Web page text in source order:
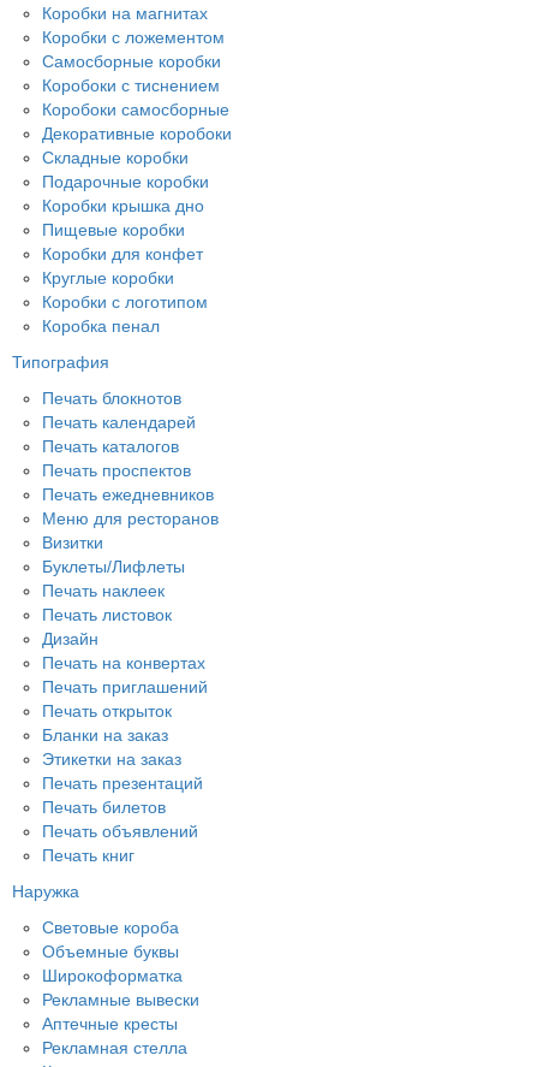
Коробки на магнитах
Коробки с ложементом
Самосборные коробки
Коробоки с тиснением
Коробоки самосборные
Декоративные коробоки
Складные коробки
Подарочные коробки
Коробки крышка дно
Пищевые коробки
Коробки для конфет
Круглые коробки
Коробки с логотипом
Коробка пенал
Типография
Печать блокнотов
Печать календарей
Печать каталогов
Печать проспектов
Печать ежедневников
Меню для ресторанов
Визитки
Буклеты/Лифлеты
Печать наклеек
Печать листовок
Дизайн
Печать на конвертах
Печать приглашений
Печать открыток
Бланки на заказ
Этикетки на заказ
Печать презентаций
Печать билетов
Печать объявлений
Печать книг
Наружка
Световые короба
Объемные буквы
Широкоформатка
Рекламные вывески
Аптечные кресты
Рекламная стелла